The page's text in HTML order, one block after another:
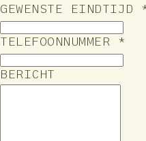
GEWENSTE EINDTIJD
TELEFOONNUMMER *
BERICHT